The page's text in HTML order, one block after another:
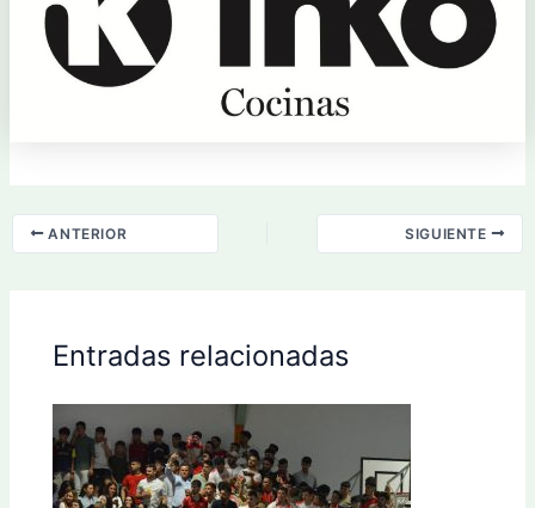
ANTERIOR SIGUIENTE
Entradas relacionadas